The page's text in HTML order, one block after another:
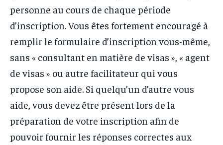
personne au cours de chaque période
d’inscription. Vous êtes fortement encouragé à
remplir le formulaire d’inscription vous-même,
sans « consultant en matière de visas », « agent
de visas » ou autre facilitateur qui vous
propose son aide. Si quelqu’un d’autre vous
aide, vous devez être présent lors de la
préparation de votre inscription afin de
pouvoir fournir les réponses correctes aux